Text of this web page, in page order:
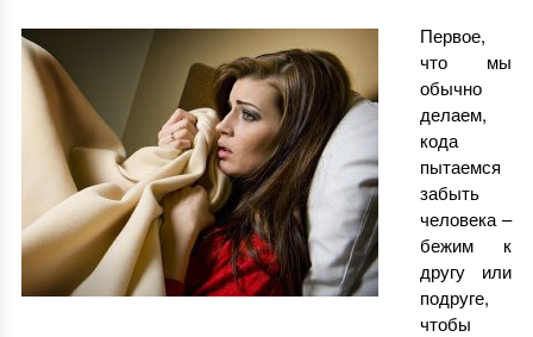
Первое,
что мы
обычно
делаем,
кода
пытаемся
забыть
человека –
бежим к
другу или
подруге,
чтобы